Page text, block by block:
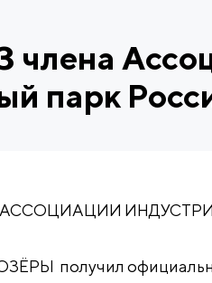
парк
получил